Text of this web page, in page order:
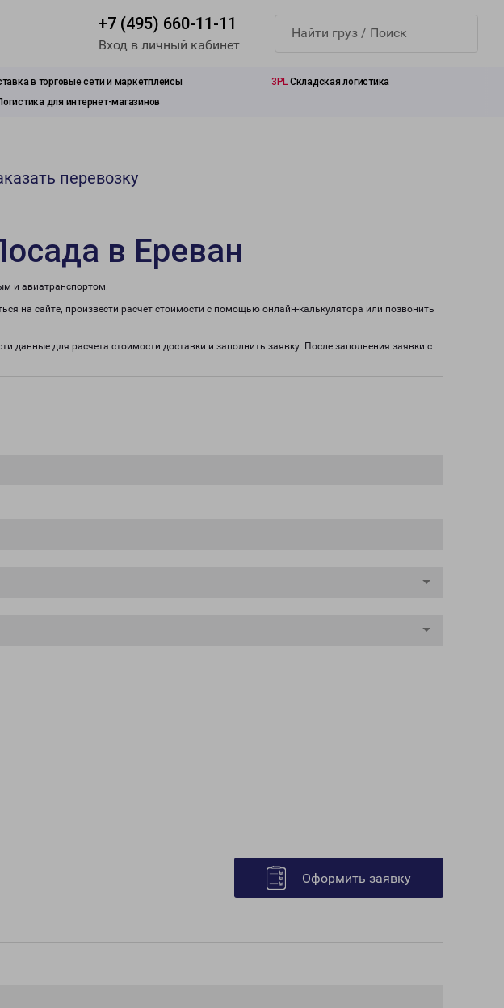
+7 (495) 660-11-11
Вход в личный кабинет
в торговые сети и маркетплейсы 3PL Складская логистика
для интернет-магазинов
перевозку
в Ереван
и авиатранспортом.
на сайте, произвести расчет стоимости с помощью онлайн-калькулятора или позвонить
данные для расчета стоимости доставки и заполнить заявку. После заполнения заявки с
Оформить заявку